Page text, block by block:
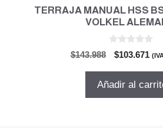
TERRAJA MANUAL HSS
VOLKEL
$143.988
El
original
$103.671 El
Añadir al